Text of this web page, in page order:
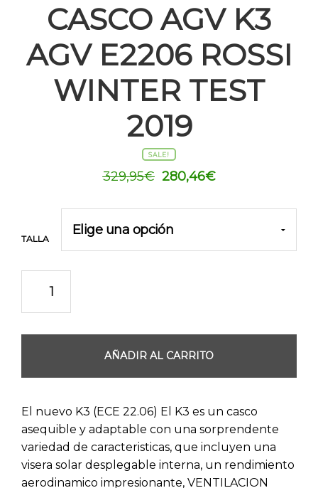
CASCO AGV K3
AGV E2206 ROSSI
WINTER TEST
2019
SALE!
329,95€ El
280,46€El
TALLA
AÑADIR AL CARRITO
El nuevo K3 (ECE 22.06) El K3 es un casco
asequible y adaptable con una sorprendente
variedad de caracteristicas, que incluyen una
visera solar desplegable interna, un rendimiento
aerodinamico impresionante, VENTILACION